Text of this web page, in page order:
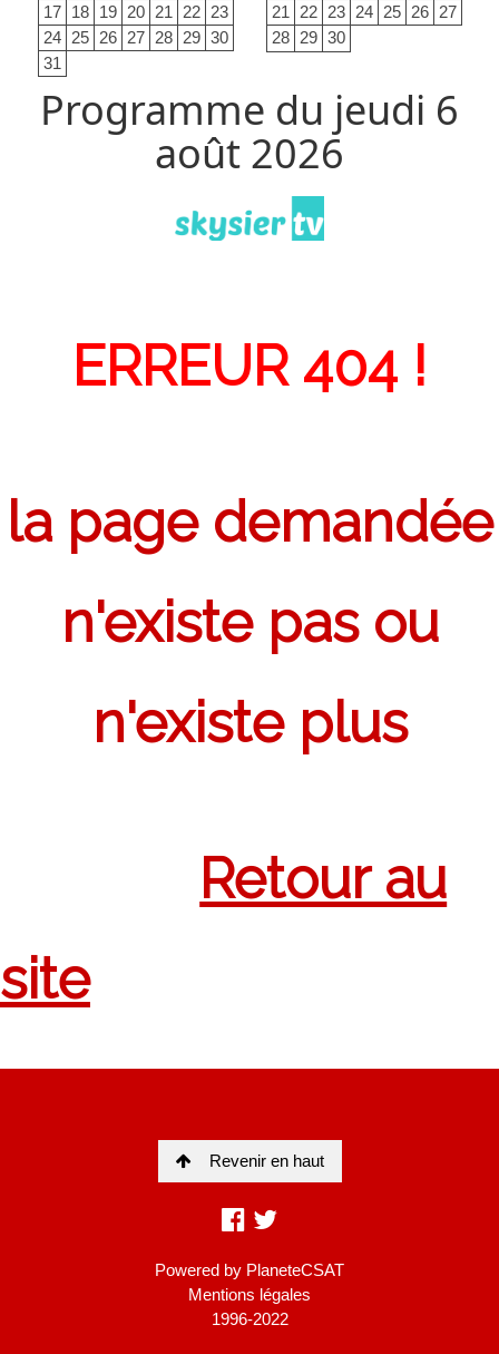
17 18 19 20 21 22 23
24 25 26 27 28 29 30
31
21
22 23 24 25 26 27
28 29 30
Programme du jeudi 6
août 2026
Revenir en haut
Powered by PlaneteCSAT
Mentions légales
1996-2022